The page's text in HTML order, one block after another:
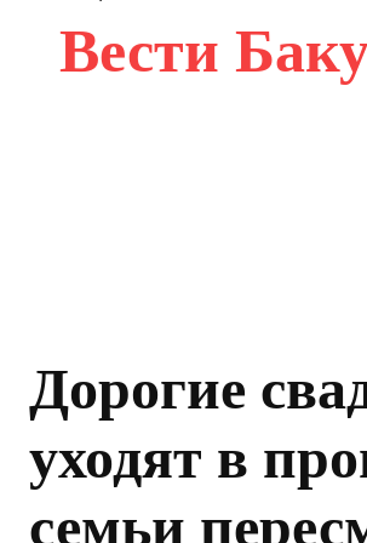
Вести
Дорогие
уходят в
семьи